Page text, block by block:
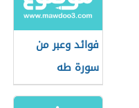
فوائد وعبر من
سورة طه